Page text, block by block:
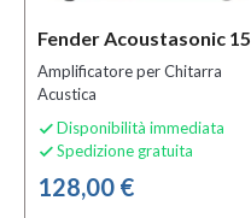
Alimentatori
(3)
MOSTRA
TUTTI
Sottocategoria
Fender Acoustasonic 15
Amplificatore per Chitarra
Acustica
 Disponibilità immediata
 Spedizione gratuita
128,00 €